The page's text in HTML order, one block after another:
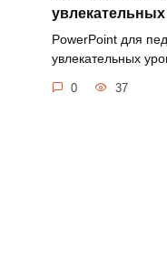
PowerPoint для
увлекательных
0 37